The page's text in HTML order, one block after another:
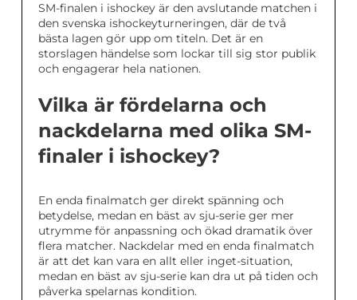
SM-finalen i ishockey är den avslutande matchen i
den svenska ishockeyturneringen, där de två
bästa lagen gör upp om titeln. Det är en
storslagen händelse som lockar till sig stor publik
och engagerar hela nationen.
Vilka är fördelarna och
nackdelarna med olika SM-
finaler i ishockey?
En enda finalmatch ger direkt spänning och
betydelse, medan en bäst av sju-serie ger mer
utrymme för anpassning och ökad dramatik över
flera matcher. Nackdelar med en enda finalmatch
är att det kan vara en allt eller inget-situation,
medan en bäst av sju-serie kan dra ut på tiden och
påverka spelarnas kondition.